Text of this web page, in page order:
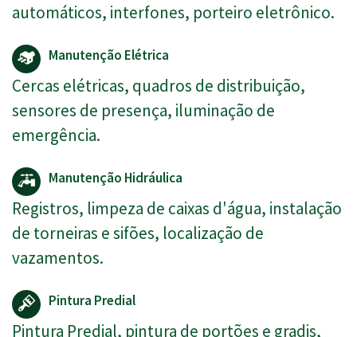
automáticos, interfones, porteiro eletrônico.
Manutenção Elétrica
Cercas elétricas, quadros de distribuição,
sensores de presença, iluminação de
emergência.
Manutenção Hidráulica
Registros, limpeza de caixas d'água, instalação
de torneiras e sifões, localização de
vazamentos.
Pintura Predial
Pintura Predial, pintura de portões e gradis,